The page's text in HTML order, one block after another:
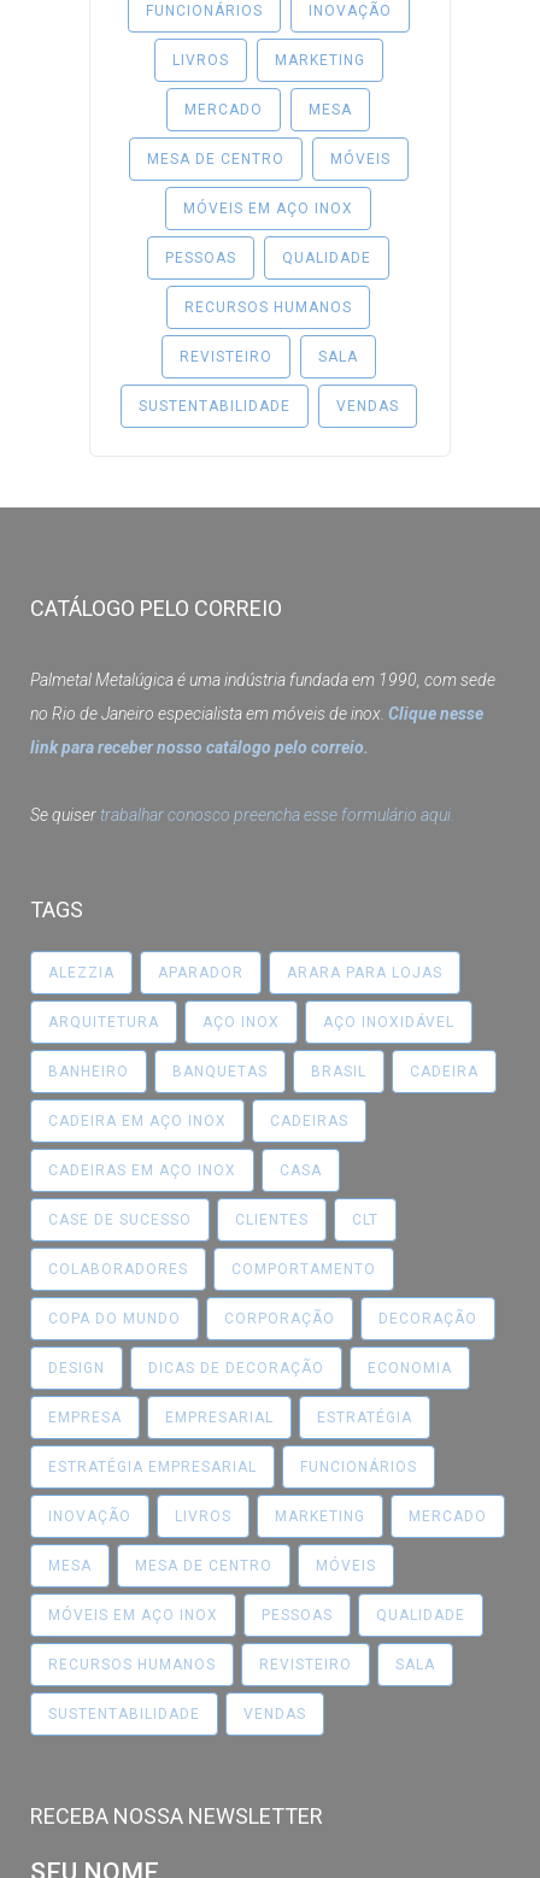
FUNCIONÁRIOS INOVAÇÃO
LIVROS MARKETING
MERCADO MESA
MESA DE CENTRO MÓVEIS
MÓVEIS EM AÇO INOX
PESSOAS QUALIDADE
RECURSOS HUMANOS
REVISTEIRO SALA
SUSTENTABILIDADE VENDAS
CATÁLOGO PELO CORREIO
Palmetal Metalúgica é uma indústria fundada em 1990, com sede
no Rio de Janeiro especialista em móveis de inox. Clique nesse
link para receber nosso catálogo pelo correio.
Se quisertrabalhar conosco preencha esse formulário aqui.
TAGS
ALEZZIA APARADOR ARARA PARA LOJAS
ARQUITETURA AÇO INOX AÇO INOXIDÁVEL
BANHEIRO BANQUETAS BRASIL CADEIRA
CADEIRA EM AÇO INOX CADEIRAS
CADEIRAS EM AÇO INOX CASA
CASE DE SUCESSO CLIENTES CLT
COLABORADORES COMPORTAMENTO
COPA DO MUNDO CORPORAÇÃO DECORAÇÃO
DESIGN DICAS DE DECORAÇÃO ECONOMIA
EMPRESA EMPRESARIAL ESTRATÉGIA
ESTRATÉGIA EMPRESARIAL FUNCIONÁRIOS
INOVAÇÃO LIVROS MARKETING MERCADO
MESA MESA DE CENTRO MÓVEIS
MÓVEIS EM AÇO INOX PESSOAS QUALIDADE
RECURSOS HUMANOS REVISTEIRO SALA
SUSTENTABILIDADE VENDAS
RECEBA NOSSA NEWSLETTER
SEU NOME